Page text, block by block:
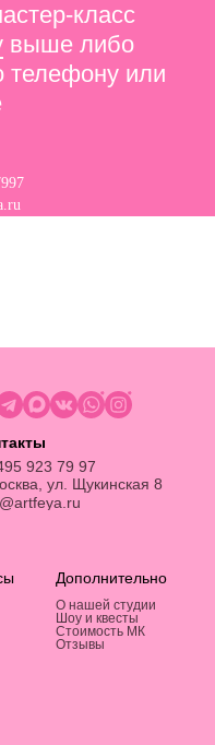
класс
выше либо
телефону или
Дополнительно
923 79 97
ул. Щукинская 8
О нашей студии
Шоу и квесты
Стоимость МК
Отзывы